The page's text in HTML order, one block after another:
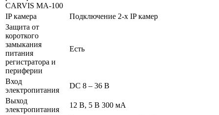
CARVIS MA-100
IP камера
Подключение 2-х IP камер
Защита от
короткого
замыкания
питания
регистратора и
периферии
Есть
Вход
электропитания
DC 8 – 36 В
Выход
электропитания
12 В, 5 В 300 мA